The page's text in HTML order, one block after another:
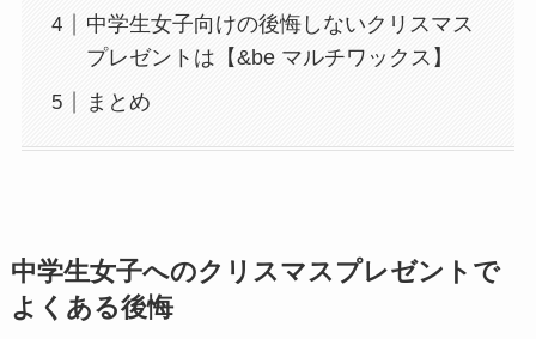
中学生女子向けの後悔しないクリスマス
プレゼントは【&be マルチワックス】
まとめ
中学生女子へのクリスマスプレゼントで
よくある後悔